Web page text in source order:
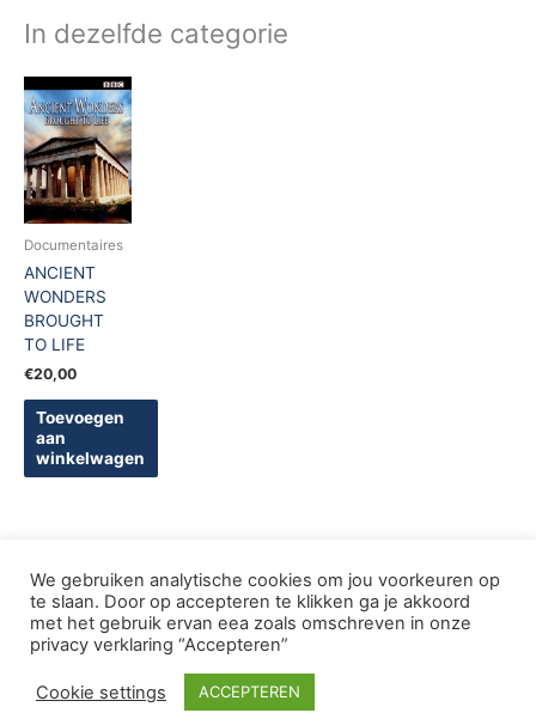
In dezelfde categorie
Documentaires
ANCIENT
WONDERS
BROUGHT
TO LIFE
€20,00
Toevoegen
aan
winkelwagen
Copyright © 2005-2026 De Griekse Wereld | Design
deWebShopFactory
We gebruiken analytische cookies om jou voorkeuren op
te slaan. Door op accepteren te klikken ga je akkoord
met het gebruik ervan eea zoals omschreven in onze
privacy verklaring “Accepteren”
Cookie settings ACCEPTEREN